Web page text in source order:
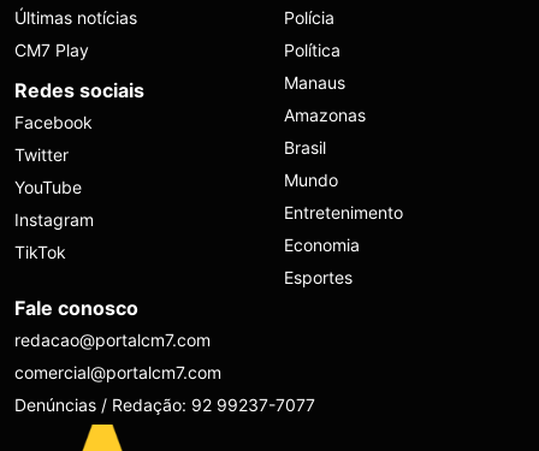
Últimas notícias
CM7 Play
Redes sociais
Facebook
Twitter
YouTube
Instagram
TikTok
Polícia
Política
Manaus
Amazonas
Brasil
Mundo
Entretenimento
Economia
Esportes
Fale conosco
redacao@portalcm7.com
comercial@portalcm7.com
Denúncias / Redação: 92 99237-7077